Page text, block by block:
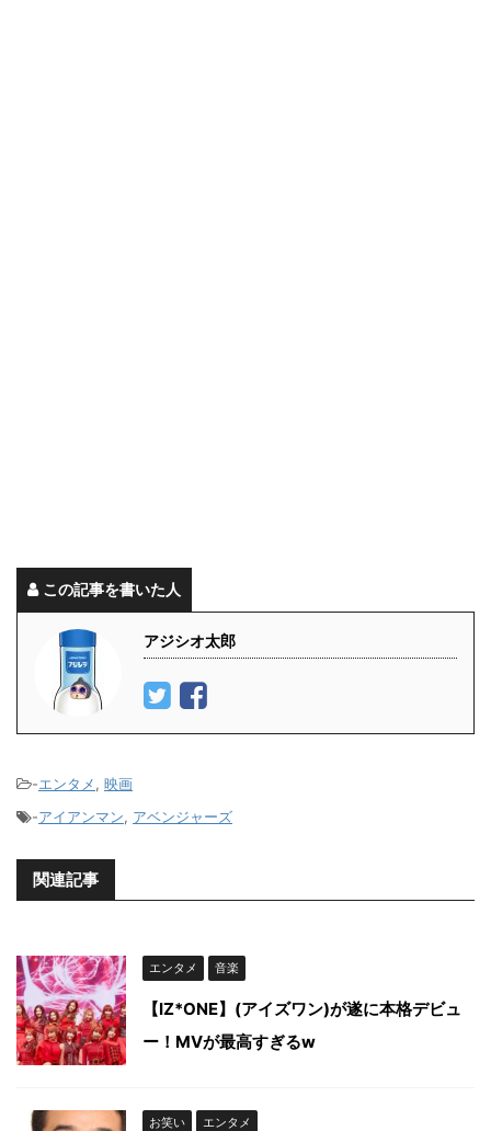
この記事を書いた人
アジシオ太郎
-エンタメ, 映画
-アイアンマン, アベンジャーズ
関連記事
エンタメ 音楽
【IZ*ONE】(アイズワン)が遂に本格デビュ
ー！MVが最高すぎるw
お笑い エンタメ